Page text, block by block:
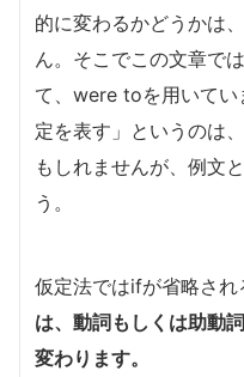
的に変わるかどうかは
ん。そこでこの文章で
て、were toを用いて
定を表す」というのは
もしれませんが、例文
う。
仮定法ではifが省略され
は、動詞もしくは助動
変わります。